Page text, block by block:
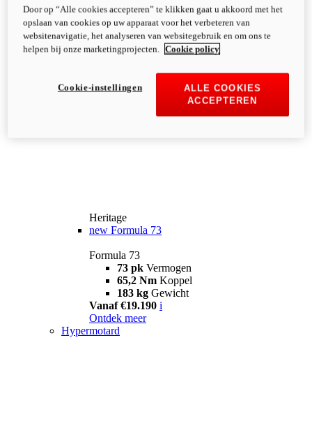
Heritage
new Formula 73
Formula 73
73 pk Vermogen
65,2 Nm Koppel
183 kg Gewicht
Vanaf €19.190 i
Ontdek meer
Hypermotard
Door op “Alle cookies accepteren” te klikken gaat u akkoord met het
opslaan van cookies op uw apparaat voor het verbeteren van
websitenavigatie, het analyseren van websitegebruik en om ons te
helpen bij onze marketingprojecten.
Cookie policy
ALLE COOKIES
ACCEPTEREN
Cookie-instellingen